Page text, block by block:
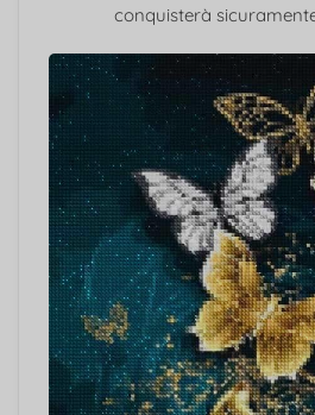
conquisterà